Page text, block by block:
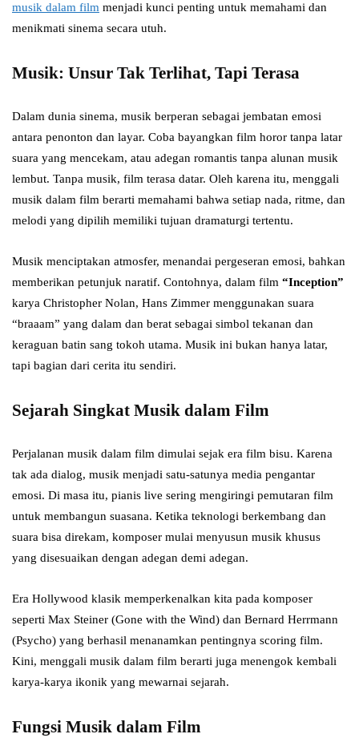
musik dalam film menjadi kunci penting untuk memahami dan
menikmati sinema secara utuh.
Musik: Unsur Tak Terlihat, Tapi Terasa
Dalam dunia sinema, musik berperan sebagai jembatan emosi
antara penonton dan layar. Coba bayangkan film horor tanpa latar
suara yang mencekam, atau adegan romantis tanpa alunan musik
lembut. Tanpa musik, film terasa datar. Oleh karena itu, menggali
musik dalam film berarti memahami bahwa setiap nada, ritme, dan
melodi yang dipilih memiliki tujuan dramaturgi tertentu.
Musik menciptakan atmosfer, menandai pergeseran emosi, bahkan
memberikan petunjuk naratif. Contohnya, dalam film “Inception”
karya Christopher Nolan, Hans Zimmer menggunakan suara
“braaam” yang dalam dan berat sebagai simbol tekanan dan
keraguan batin sang tokoh utama. Musik ini bukan hanya latar,
tapi bagian dari cerita itu sendiri.
Sejarah Singkat Musik dalam Film
Perjalanan musik dalam film dimulai sejak era film bisu. Karena
tak ada dialog, musik menjadi satu-satunya media pengantar
emosi. Di masa itu, pianis live sering mengiringi pemutaran film
untuk membangun suasana. Ketika teknologi berkembang dan
suara bisa direkam, komposer mulai menyusun musik khusus
yang disesuaikan dengan adegan demi adegan.
Era Hollywood klasik memperkenalkan kita pada komposer
seperti Max Steiner (Gone with the Wind) dan Bernard Herrmann
(Psycho) yang berhasil menanamkan pentingnya scoring film.
Kini, menggali musik dalam film berarti juga menengok kembali
karya-karya ikonik yang mewarnai sejarah.
Fungsi Musik dalam Film